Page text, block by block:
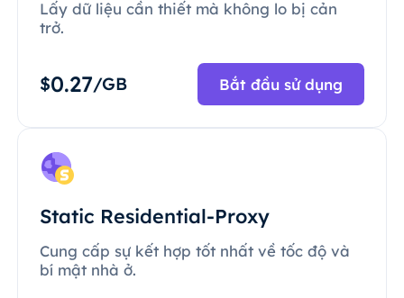
Lấy dữ liệu cần thiết mà không lo bị cản
trở.
$0.27/GB Bắt đầu sử dụng
Static Residential-Proxy
Cung cấp sự kết hợp tốt nhất về tốc độ và
bí mật nhà ở.